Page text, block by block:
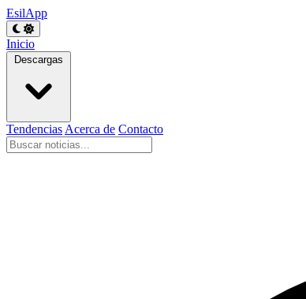
EsilApp
Inicio
Descargas
Tendencias Acerca de Contacto